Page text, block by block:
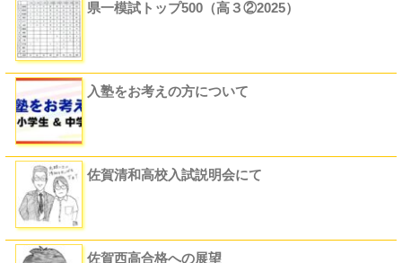
県一模試トップ500（高３②2025）
入塾をお考えの方について
佐賀清和高校入試説明会にて
佐賀西高合格への展望